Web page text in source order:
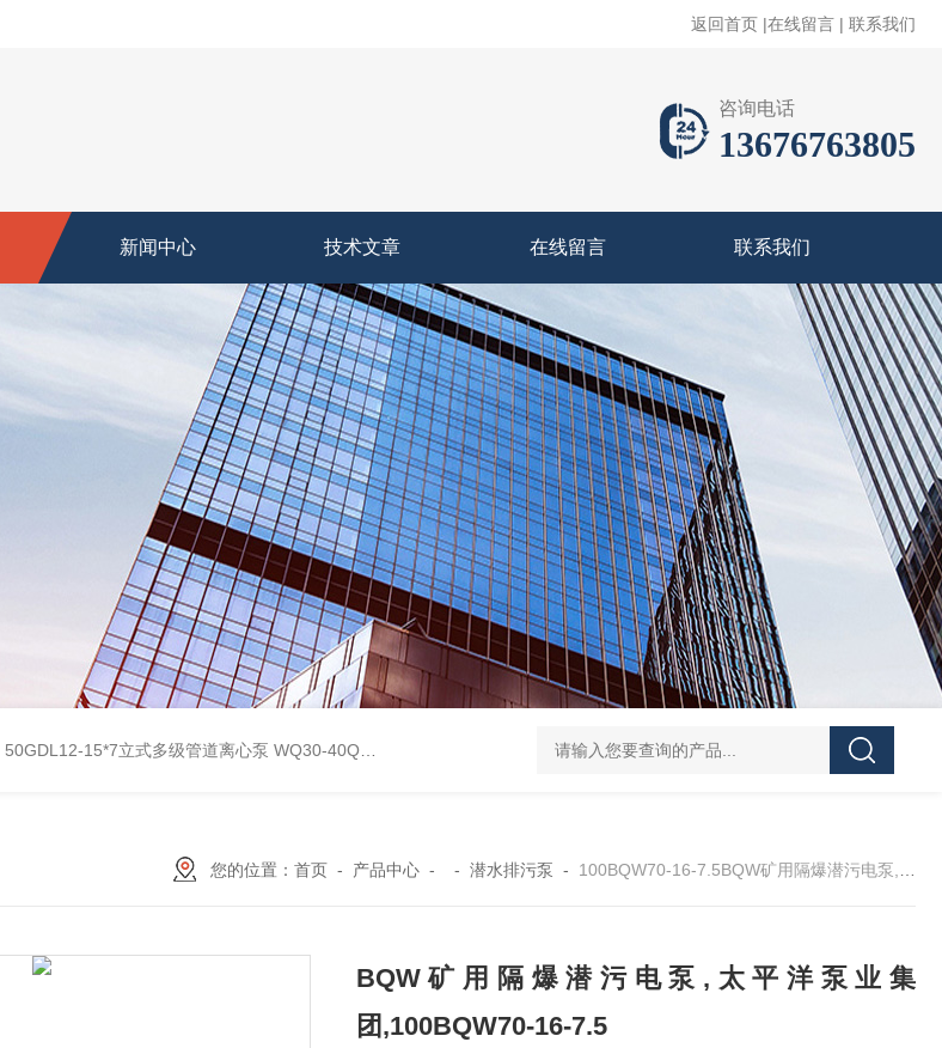
返回首页 |在线留言 | 联系我们
咨询电话
13676763805
新闻中心 技术文章 在线留言 联系我们
50GDL12-15*7立式多级管道离心泵 WQ30-40QG优质双绞刀切割式污水泵 CDLF不锈钢多级泵 CDLF不锈钢立式冲压泵
您的位置： 首页- 产品中心- - 潜水排污泵 - 100BQW70-16-7.5BQW矿用隔爆潜污电泵,太平洋泵业集团,100BQW70-16-7.5
BQW矿用隔爆潜污电泵,太平洋泵业集
团,100BQW70-16-7.5